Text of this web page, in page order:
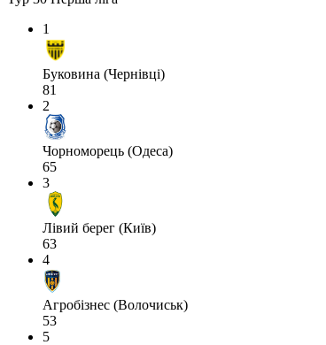
1
Буковина (Чернівці)
81
2
Чорноморець (Одеса)
65
3
Лівий берег (Київ)
63
4
Агробізнес (Волочиськ)
53
5